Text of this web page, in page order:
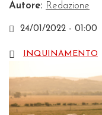
Autore: Redazione
24/01/2022 - 01:00
INQUINAMENTO